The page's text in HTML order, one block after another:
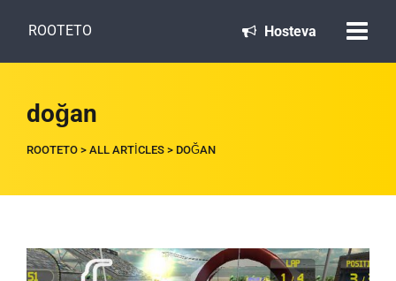
ROOTETO Hosteva
doğan
ROOTETO > ALL ARTICLES > DOĞAN